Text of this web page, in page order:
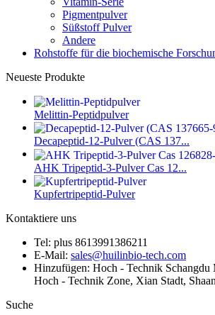
Pigmentpulver
Süßstoff Pulver
Andere
Rohstoffe für die biochemische
Neueste Produkte
Melittin-Peptidpulver
Decapeptid-12-Pulver (CAS 137...
AHK Tripeptid-3-Pulver Cas 12...
Kupfertripeptid-Pulver
Kontaktiere uns
Tel: plus 8613991386211
E-Mail: sales@huilinbio-tech.com
Hinzufügen: Hoch - Technik Schangdu
Hoch - Technik Zone, Xian Stadt,
Suche